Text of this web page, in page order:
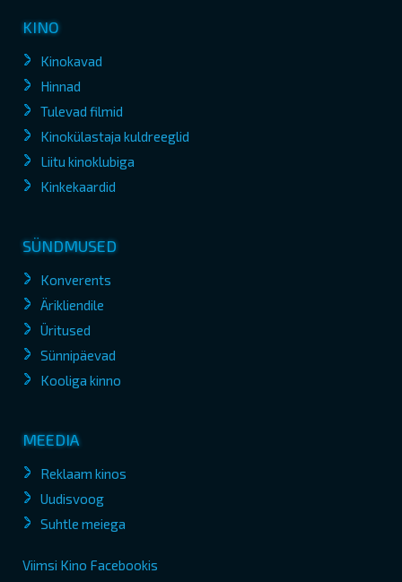
KINO
Kinokavad
Hinnad
Tulevad filmid
Kinokülastaja kuldreeglid
Liitu kinoklubiga
Kinkekaardid
SÜNDMUSED
Konverents
Ärikliendile
Üritused
Sünnipäevad
Kooliga kinno
MEEDIA
Reklaam kinos
Uudisvoog
Suhtle meiega
Viimsi Kino Facebookis